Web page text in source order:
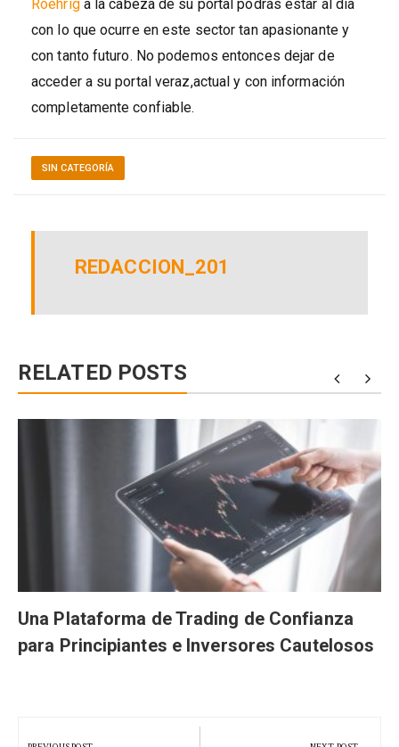
Roehriga la cabeza de su portal podrás estar al día
con lo que ocurre en este sector tan apasionante y
con tanto futuro. No podemos entonces dejar de
acceder a su portal veraz,actual y con información
completamente confiable.
SIN CATEGORÍA
REDACCION_201
RELATED POSTS
Una Plataforma de Trading de Confianza
para Principiantes e Inversores Cautelosos